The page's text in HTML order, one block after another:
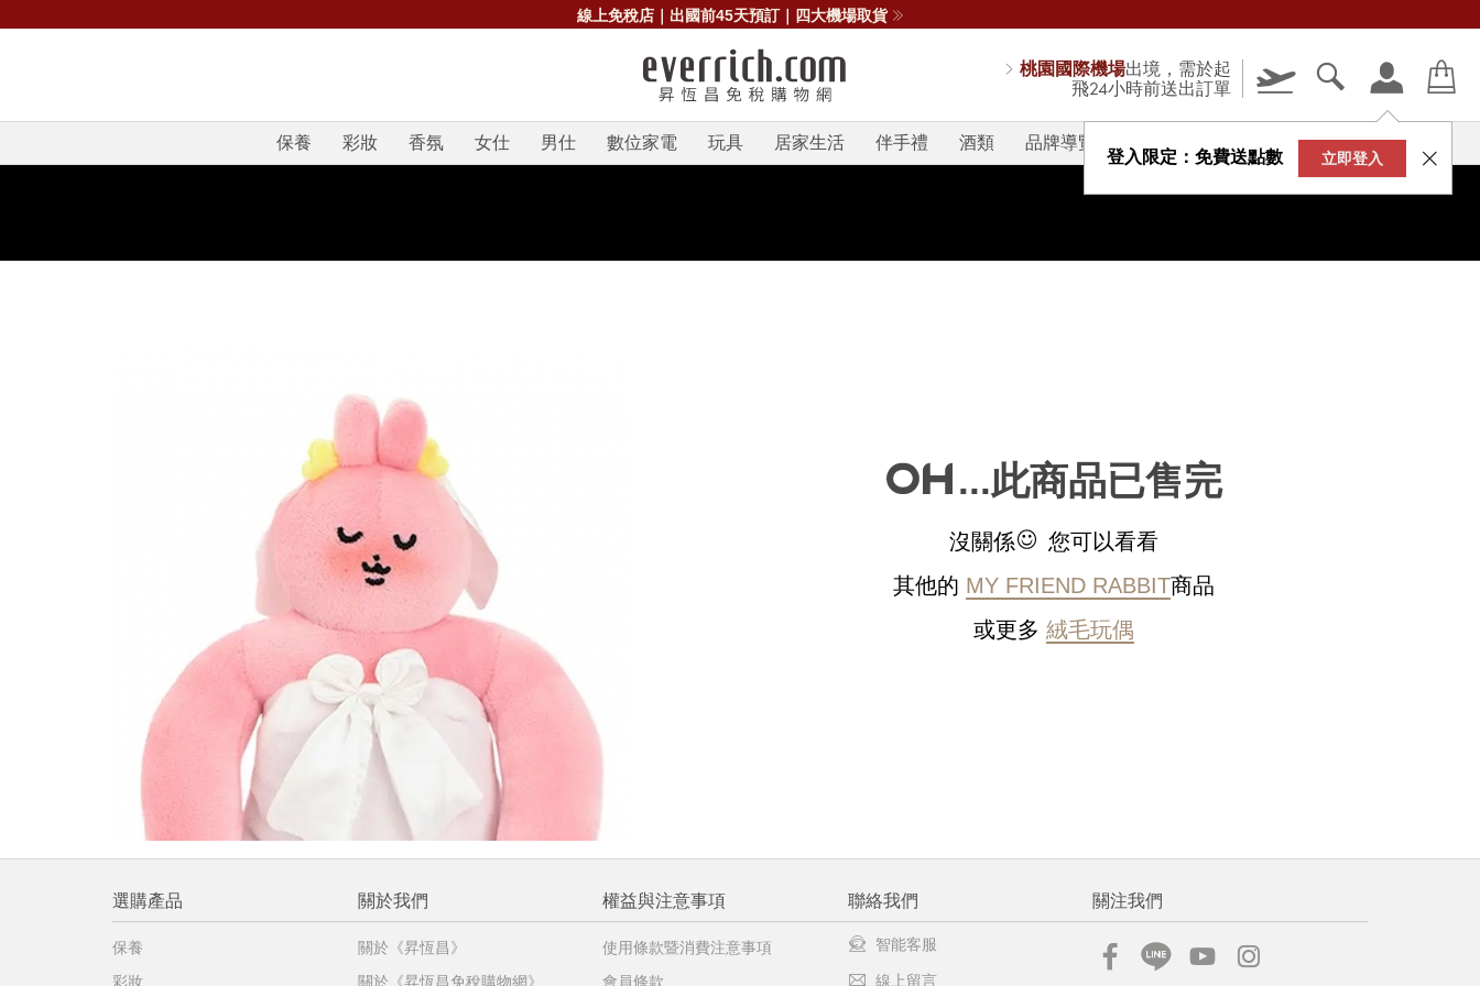
線上免稅店｜出國前45天預訂｜四大機場取貨
桃園國際機場出境，需於起
飛24小時前送出訂單
登入限定：免費送點數 立即登入
保養 彩妝 香氛 女仕 男仕 數位家電 玩具 居家生活 伴手禮 酒類 品牌導覽 V-STORY
臺中國際機場(RMQ)
提醒您：
免稅品線上預訂服務限
不同機場的下單時間皆不相同，細節或訂購流程指引，請瀏覽購物流程說
...此商品已售完
沒關係
您可以看看
其他的 MY FRIEND RABBIT商品
或更多 絨毛玩偶
選購產品
保養
彩妝
關於我們
關於《昇恆昌》
關於《昇恆昌免稅購物網》
權益與注意事項
使用條款暨消費注意事項
會員條款
聯絡我們
智能客服
線上留言
關注我們